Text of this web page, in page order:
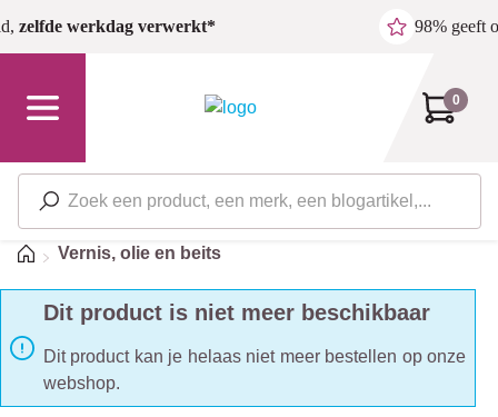
Ga naar de hoofdinhoud
zelfde werkdag verwerkt* 98% geeft
0
HomeVernis, olie en beits
Dit product is niet meer beschikbaar
Dit product kan je helaas niet meer bestellen op onze
webshop.